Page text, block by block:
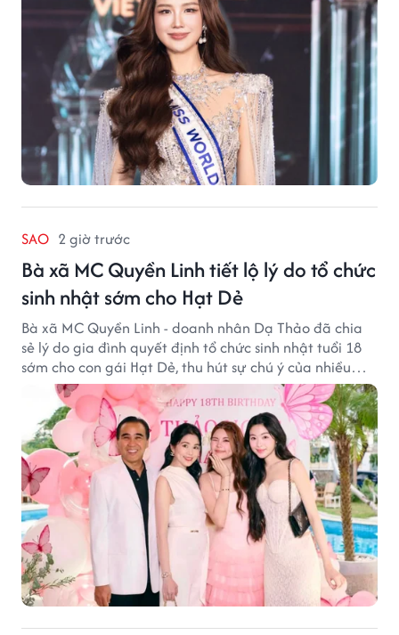
SAO 2 giờ trước
Bà xã MC Quyền Linh tiết lộ lý do tổ chức
sinh nhật sớm cho Hạt Dẻ
Bà xã MC Quyền Linh - doanh nhân Dạ Thảo đã chia
sẻ lý do gia đình quyết định tổ chức sinh nhật tuổi 18
sớm cho con gái Hạt Dẻ, thu hút sự chú ý của nhiều
người hâm mộ.